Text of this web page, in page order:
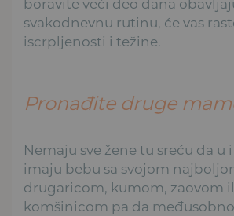
boravite veći deo dana
svakodnevnu rutinu, će vas
iscrpljenosti i težine.
Pronađite druge
Nemaju sve žene tu sreću da u
imaju bebu sa svojom
drugaricom, kumom, zaovom
komšinicom pa da